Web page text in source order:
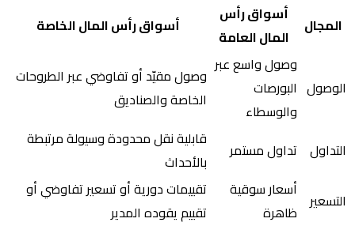
المجال
أسواق رأس
المال العامة
أسواق رأس المال الخاصة
الوصول
وصول واسع عبر
البورصات
والوسطاء
وصول مقيّد أو تفاوضي عبر الطروحات
الخاصة والصناديق
التداول تداول مستمر
قابلية نقل محدودة وسيولة مرتبطة
بالأحداث
التسعير أسعار سوقية
ظاهرة
تقييمات دورية أو تسعير تفاوضي أو
تقييم يقوده المدير